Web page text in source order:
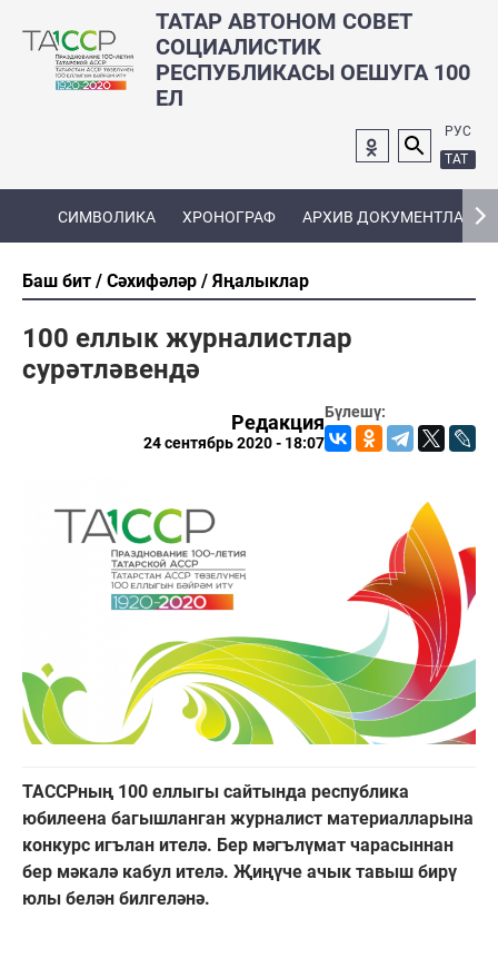
ТАТАР АВТОНОМ СОВЕТ
СОЦИАЛИСТИК
РЕСПУБЛИКАСЫ ОЕШУГА 100
ЕЛ
РУС
ТАТ
СИМВОЛИКА ХРОНОГРАФ АРХИВ ДОКУМЕНТЛАРЫ
Баш бит Сәхифәләр Яңалыклар
100 еллык журналистлар
сурәтләвендә
Бүлешү:
Редакция
24 сентябрь 2020 - 18:07
ТАССРның 100 еллыгы сайтында республика
юбилеена багышланган журналист материалларына
конкурс игълан ителә. Бер мәгълүмат чарасыннан
бер мәкалә кабул ителә. Җиңүче ачык тавыш бирү
юлы белән билгеләнә.